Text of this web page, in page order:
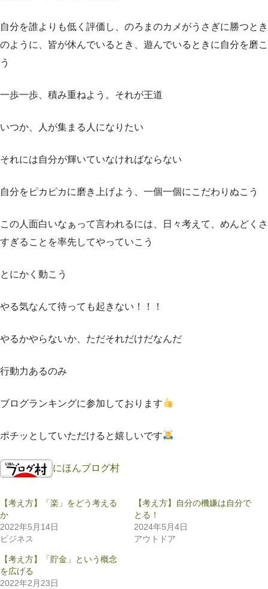
自分を誰よりも低く評価し、のろまのカメがうさぎに勝つとき
のように、皆が休んでいるとき、遊んでいるときに自分を磨こ
う
一歩一歩、積み重ねよう。それが王道
いつか、人が集まる人になりたい
それには自分が輝いていなければならない
自分をピカピカに磨き上げよう、一個一個にこだわりぬこう
この人面白いなぁって言われるには、日々考えて、めんどくさ
すぎることを率先してやっていこう
とにかく動こう
やる気なんて待っても起きない！！！
やるかやらないか、ただそれだけだなんだ
行動力あるのみ
ブログランキングに参加しております
ポチッとしていただけると嬉しいです
にほんブログ村
【考え方】「楽」をどう考える
か
2022年5月14日
ビジネス
【考え方】自分の機嫌は自分で
とる！
2024年5月4日
アウトドア
【考え方】「貯金」という概念
を広げる
2022年2月23日